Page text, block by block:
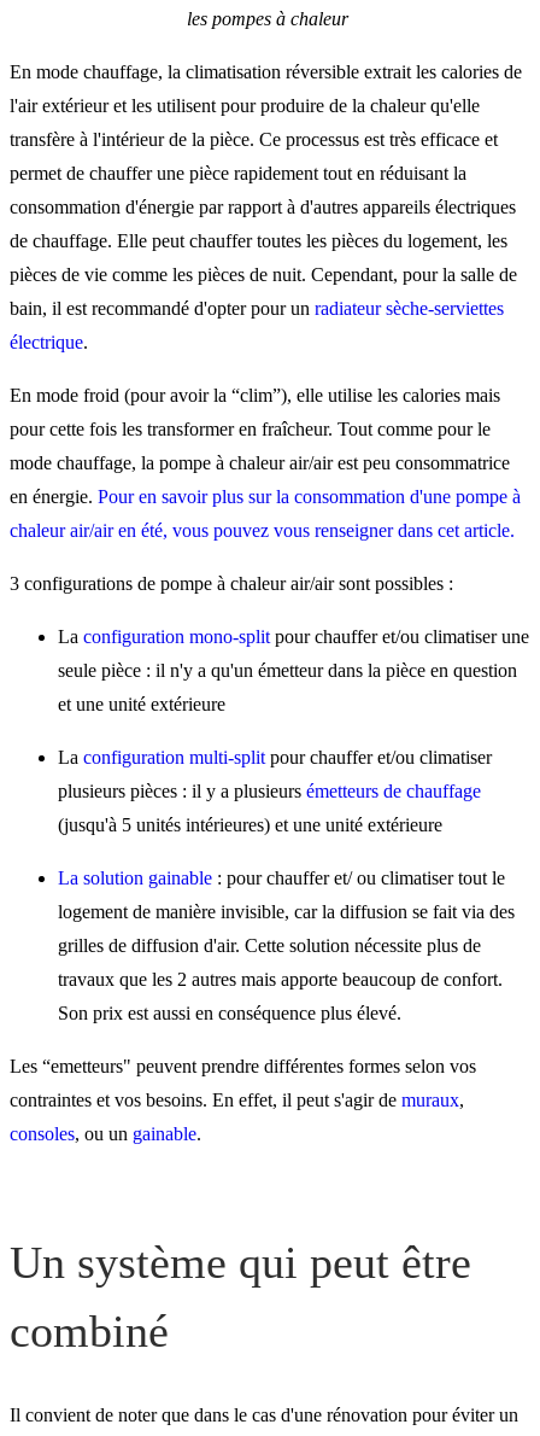
les pompes à chaleur
En mode chauffage, la climatisation réversible extrait les calories de
l'air extérieur et les utilisent pour produire de la chaleur qu'elle
transfère à l'intérieur de la pièce. Ce processus est très efficace et
permet de chauffer une pièce rapidement tout en réduisant la
consommation d'énergie par rapport à d'autres appareils électriques
de chauffage. Elle peut chauffer toutes les pièces du logement, les
pièces de vie comme les pièces de nuit. Cependant, pour la salle de
bain, il est recommandé d'opter pour un radiateur sèche-serviettes
électrique.
En mode froid (pour avoir la “clim”), elle utilise les calories mais
pour cette fois les transformer en fraîcheur. Tout comme pour le
mode chauffage, la pompe à chaleur air/air est peu consommatrice
en énergie. Pour en savoir plus sur la consommation d'une pompe à
chaleur air/air en été, vous pouvez vous renseigner dans cet article.
3 configurations de pompe à chaleur air/air sont possibles :
La configuration mono-split pour chauffer et/ou climatiser une
seule pièce : il n'y a qu'un émetteur dans la pièce en question
et une unité extérieure
La configuration multi-split pour chauffer et/ou climatiser
plusieurs pièces : il y a plusieurs émetteurs de chauffage
(jusqu'à 5 unités intérieures) et une unité extérieure
La solution gainable : pour chauffer et/ ou climatiser tout le
logement de manière invisible, car la diffusion se fait via des
grilles de diffusion d'air. Cette solution nécessite plus de
travaux que les 2 autres mais apporte beaucoup de confort.
Son prix est aussi en conséquence plus élevé.
Les “emetteurs" peuvent prendre différentes formes selon vos
contraintes et vos besoins. En effet, il peut s'agir de muraux,
consoles, ou un gainable.
Un système qui peut être
combiné
Il convient de noter que dans le cas d'une rénovation pour éviter un